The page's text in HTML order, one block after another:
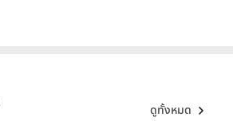
ดูทั้งหมด